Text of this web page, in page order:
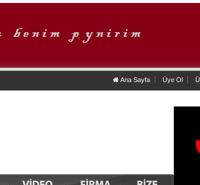
Ana Sayfa Üye Ol